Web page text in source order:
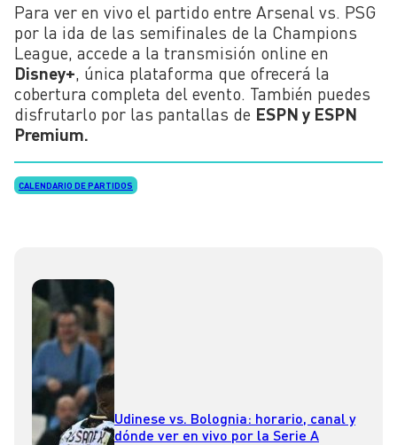
Para ver en vivo el partido entre Arsenal vs. PSG
por la ida de las semifinales de la Champions
League, accede a la transmisión online en
Disney+ , única plataforma que ofrecerá la
cobertura completa del evento. También puedes
disfrutarlo por las pantallas de ESPN y ESPN
Premium.
CALENDARIO DE PARTIDOS
Udinese vs. Bolognia: horario, canal y
dónde ver en vivo por la Serie A